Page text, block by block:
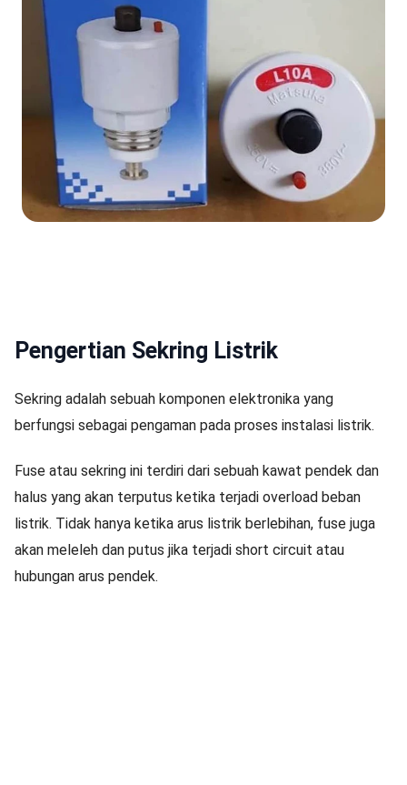
Pengertian Sekring Listrik
Sekring adalah sebuah komponen elektronika yang
berfungsi sebagai pengaman pada proses instalasi listrik.
Fuse atau sekring ini terdiri dari sebuah kawat pendek dan
halus yang akan terputus ketika terjadi overload beban
listrik. Tidak hanya ketika arus listrik berlebihan, fuse juga
akan meleleh dan putus jika terjadi short circuit atau
hubungan arus pendek.